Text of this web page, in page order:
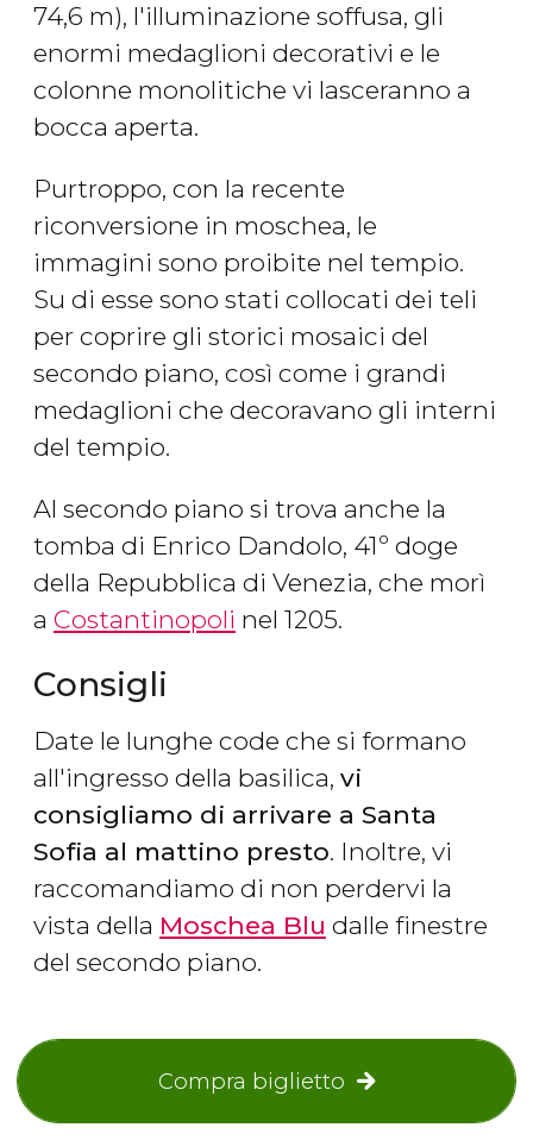
74,6 m), l'illuminazione soffusa, gli
enormi medaglioni decorativi e le
colonne monolitiche vi lasceranno a
bocca aperta.
Purtroppo, con la recente
riconversione in moschea, le
immagini sono proibite nel tempio.
Su di esse sono stati collocati dei teli
per coprire gli storici mosaici del
secondo piano, così come i grandi
medaglioni che decoravano gli interni
del tempio.
Al secondo piano si trova anche la
tomba di Enrico Dandolo, 41º doge
della Repubblica di Venezia, che morì
a Costantinopoli nel 1205.
Consigli
Date le lunghe code che si formano
all'ingresso della basilica, vi
consigliamo di arrivare a Santa
Sofia al mattino presto. Inoltre, vi
raccomandiamo di non perdervi la
vista della Moschea Blu dalle finestre
del secondo piano.
Compra biglietto